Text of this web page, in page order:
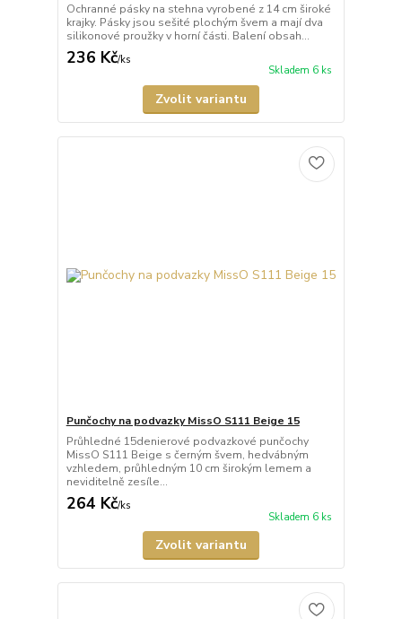
Ochranné pásky na stehna vyrobené z 14 cm široké
krajky. Pásky jsou sešité plochým švem a mají dva
silikonové proužky v horní části. Balení obsah...
236 Kč/ks
Skladem 6 ks
Zvolit variantu
Punčochy na podvazky MissO S111 Beige 15
Průhledné 15denierové podvazkové punčochy
MissO S111 Beige s černým švem, hedvábným
vzhledem, průhledným 10 cm širokým lemem a
neviditelně zesíle...
264 Kč/ks
Skladem 6 ks
Zvolit variantu